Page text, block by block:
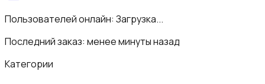
Пользователей онлайн: Загрузка...
Последний заказ: менее минуты назад
Категории